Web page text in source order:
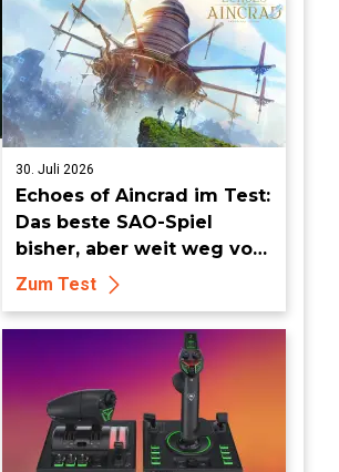
30. Juli 2026
Echoes of Aincrad im Test:
Das beste SAO-Spiel
bisher, aber weit weg vom
Meisterwerk
Zum Test